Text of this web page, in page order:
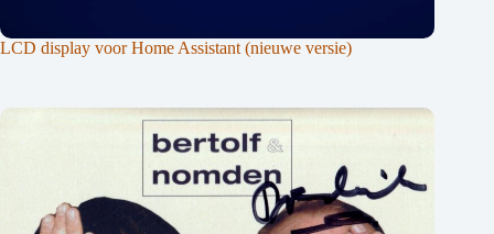
LCD display voor Home Assistant (nieuwe versie)